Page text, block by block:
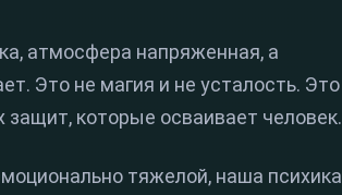
атмосфера напряженная, а
Это не магия и не усталость. Это
защит, которые осваивает человек.
тяжелой, наша психика